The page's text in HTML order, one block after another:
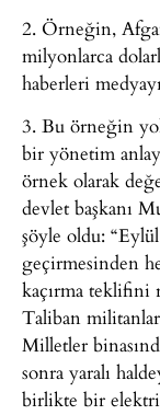
2. Örneğin,
milyonlarca
haberleri
3. Bu örneğin
bir yönetim
örnek olarak
devlet başkanı
şöyle oldu:
geçirmesinden
kaçırma teklifini
Taliban
Milletler
sonra yaralı
birlikte bir